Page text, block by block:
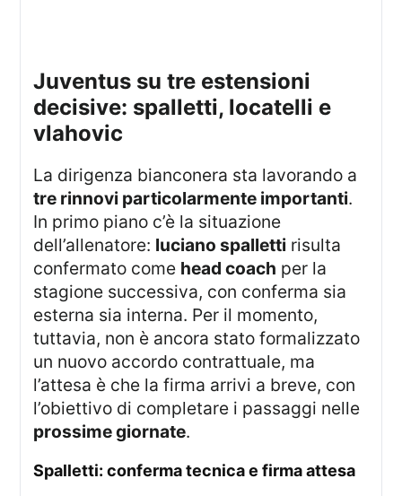
juventus su tre estensioni
decisive: spalletti, locatelli e
vlahovic
La dirigenza bianconera sta lavorando a
tre rinnovi particolarmente importanti.
In primo piano c’è la situazione
dell’allenatore: luciano spalletti risulta
confermato come head coach per la
stagione successiva, con conferma sia
esterna sia interna. Per il momento,
tuttavia, non è ancora stato formalizzato
un nuovo accordo contrattuale, ma
l’attesa è che la firma arrivi a breve, con
l’obiettivo di completare i passaggi nelle
prossime giornate.
spalletti: conferma tecnica e firma attesa